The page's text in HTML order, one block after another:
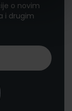
o novim
i drugim